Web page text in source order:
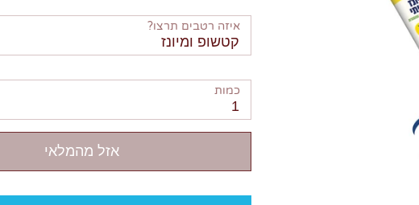
איזה רטבים תרצו?
קטשופ ומיונז
כמות
1
אזל מהמלאי